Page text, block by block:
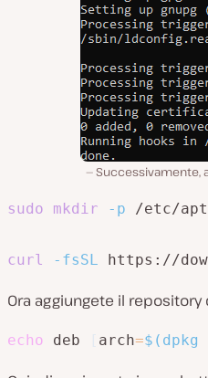
Successivamente,
sudo mkdir -p /etc/
curl -fsSL https://
Ora aggiungete il repository
echo deb arch=$(